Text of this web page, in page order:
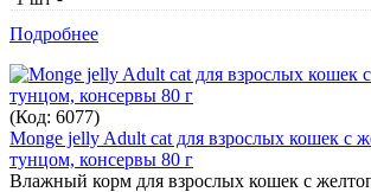
Подробнее
(Код: 6077)
Monge jelly Adult cat для взрослых кошек с
тунцом, консервы 80 г
Влажный корм для взрослых кошек с